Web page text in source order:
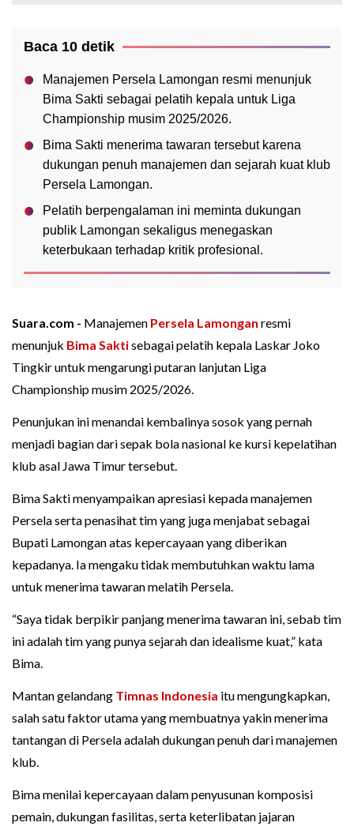
Baca 10 detik
Manajemen Persela Lamongan resmi menunjuk
Bima Sakti sebagai pelatih kepala untuk Liga
Championship musim 2025/2026.
Bima Sakti menerima tawaran tersebut karena
dukungan penuh manajemen dan sejarah kuat klub
Persela Lamongan.
Pelatih berpengalaman ini meminta dukungan
publik Lamongan sekaligus menegaskan
keterbukaan terhadap kritik profesional.
Suara.com - Manajemen Persela Lamongan resmi
menunjuk Bima Saktisebagai pelatih kepala Laskar Joko
Tingkir untuk mengarungi putaran lanjutan Liga
Championship musim 2025/2026.
Penunjukan ini menandai kembalinya sosok yang pernah
menjadi bagian dari sepak bola nasional ke kursi kepelatihan
klub asal Jawa Timur tersebut.
Bima Sakti menyampaikan apresiasi kepada manajemen
Persela serta penasihat tim yang juga menjabat sebagai
Bupati Lamongan atas kepercayaan yang diberikan
kepadanya. Ia mengaku tidak membutuhkan waktu lama
untuk menerima tawaran melatih Persela.
“Saya tidak berpikir panjang menerima tawaran ini, sebab tim
ini adalah tim yang punya sejarah dan idealisme kuat,” kata
Bima.
Mantan gelandang Timnas Indonesia itu mengungkapkan,
salah satu faktor utama yang membuatnya yakin menerima
tantangan di Persela adalah dukungan penuh dari manajemen
klub.
Bima menilai kepercayaan dalam penyusunan komposisi
pemain, dukungan fasilitas, serta keterlibatan jajaran